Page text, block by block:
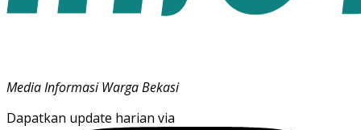
Media Informasi Warga Bekasi
Dapatkan update harian via